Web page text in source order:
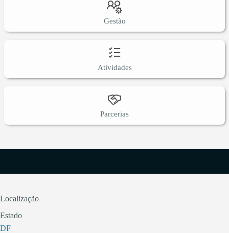
Gestão
Atividades
Parcerias
Localização
Estado
DF